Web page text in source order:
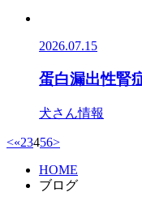
2026.07.15
蛋白漏出性腎
犬さん情報
<«23456>
HOME
ブログ